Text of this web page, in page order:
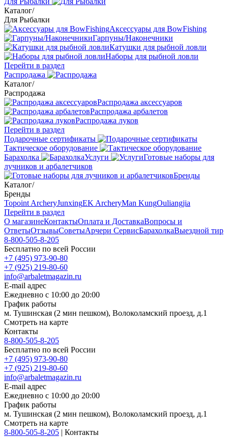
Каталог/
Для Рыбалки
Аксессуары для BowFishing
Гарпуны/Наконечники
Катушки для рыбной ловли
Наборы для рыбной ловли
Перейти в раздел
Распродажа
Каталог/
Распродажа
Распродажа аксессуаров
Распродажа арбалетов
Распродажа луков
Перейти в раздел
Подарочные сертификаты
Тактическое оборудование
Барахолка
Услуги
Готовые наборы для
лучников и арбалетчиков
Бренды
Каталог/
Бренды
Topoint ArcheryJunxingEK ArcheryMan KungOuliangjia
Перейти в раздел
О магазинеКонтактыОплата и ДоставкаВопросы и
ОтветыОтзывыСоветыАрчери СервисБарахолкаВыездной тир
8-800-505-8-205
Бесплатно по всей России
+7 (495) 973-90-80
+7 (925) 219-80-60
info@arbaletmagazin.ru
E-mail адрес
Ежедневно с 10:00 до 20:00
График работы
м. Тушинская (2 мин пешком), Волоколамский проезд, д.1
Смотреть на карте
Контакты
8-800-505-8-205
Бесплатно по всей России
+7 (495) 973-90-80
+7 (925) 219-80-60
info@arbaletmagazin.ru
E-mail адрес
Ежедневно с 10:00 до 20:00
График работы
м. Тушинская (2 мин пешком), Волоколамский проезд, д.1
Смотреть на карте
8-800-505-8-205 | Контакты